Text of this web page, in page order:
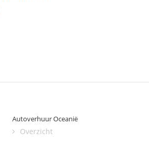
Autoverhuur Oceanië
Overzicht